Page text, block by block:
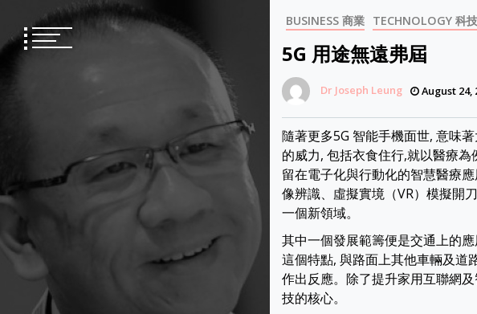
content
BUSINESS 商業 TECHNOLOGY 科技
5G 用途無遠弗屆
Dr Joseph Leung August 24,
隨著更多5G 智能手機面世, 意味
的威力, 包括衣食住行,就以醫療
留在電子化與行動化的智慧醫療
像辨識、虛擬實境（VR）模擬開
一個新領域。
其中一個發展範籌便是交通上的
這個特點, 與路面上其他車輛及道
作出反應。除了提升家用互聯網
技的核心。